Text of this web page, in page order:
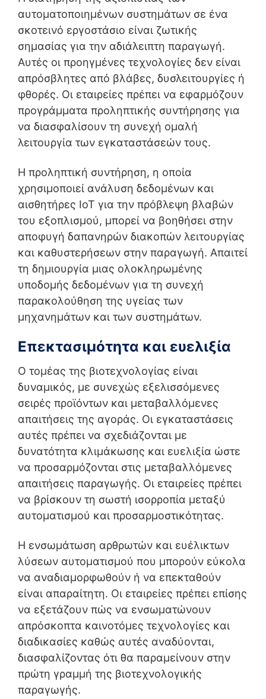
αυτοματοποιημένων συστημάτων σε ένα
σκοτεινό εργοστάσιο είναι ζωτικής
σημασίας για την αδιάλειπτη παραγωγή.
Αυτές οι προηγμένες τεχνολογίες δεν είναι
απρόσβλητες από βλάβες, δυσλειτουργίες ή
φθορές. Οι εταιρείες πρέπει να εφαρμόζουν
προγράμματα προληπτικής συντήρησης για
να διασφαλίσουν τη συνεχή ομαλή
λειτουργία των εγκαταστάσεών τους.
Η προληπτική συντήρηση, η οποία
χρησιμοποιεί ανάλυση δεδομένων και
αισθητήρες IoT για την πρόβλεψη βλαβών
του εξοπλισμού, μπορεί να βοηθήσει στην
αποφυγή δαπανηρών διακοπών λειτουργίας
και καθυστερήσεων στην παραγωγή. Απαιτεί
τη δημιουργία μιας ολοκληρωμένης
υποδομής δεδομένων για τη συνεχή
παρακολούθηση της υγείας των
μηχανημάτων και των συστημάτων.
Επεκτασιμότητα και ευελιξία
Ο τομέας της βιοτεχνολογίας είναι
δυναμικός, με συνεχώς εξελισσόμενες
σειρές προϊόντων και μεταβαλλόμενες
απαιτήσεις της αγοράς. Οι εγκαταστάσεις
αυτές πρέπει να σχεδιάζονται με
δυνατότητα κλιμάκωσης και ευελιξία ώστε
να προσαρμόζονται στις μεταβαλλόμενες
απαιτήσεις παραγωγής. Οι εταιρείες πρέπει
να βρίσκουν τη σωστή ισορροπία μεταξύ
αυτοματισμού και προσαρμοστικότητας.
Η ενσωμάτωση αρθρωτών και ευέλικτων
λύσεων αυτοματισμού που μπορούν εύκολα
να αναδιαμορφωθούν ή να επεκταθούν
είναι απαραίτητη. Οι εταιρείες πρέπει επίσης
να εξετάζουν πώς να ενσωματώνουν
απρόσκοπτα καινοτόμες τεχνολογίες και
διαδικασίες καθώς αυτές αναδύονται,
διασφαλίζοντας ότι θα παραμείνουν στην
πρώτη γραμμή της βιοτεχνολογικής
παραγωγής.